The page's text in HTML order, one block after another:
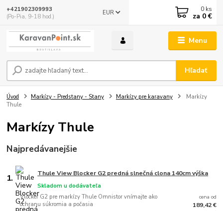
Menu
EUR
Hľadať
+421902309993
(Po-Pia, 9-18 hod.)
0 ks
za 0 €
Úvod Markízy - Predstany - Stany Markízy pre karavany
Markízy
Thule
Markízy Thule
Najpredávanejšie
1. Thule View Blocker G2 predná slnečná clona 140cm výška
Vlocker G2 pre markízy Thule Omnistor vnímajte ako
ochranu súkromia a počasia
Skladom u dodávateľa
cena od
189,42 €